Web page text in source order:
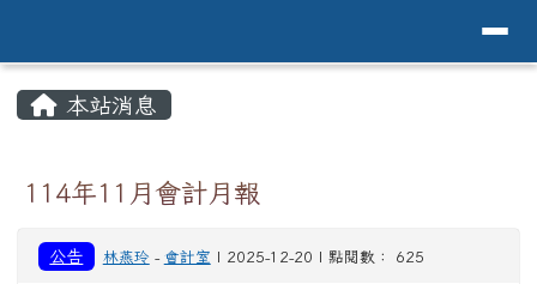
花蓮縣花蓮市中原國小全球資訊
本站消息
114年11月會計月報
公告 林燕玲 - 會計室 | 2025-12-20 | 點閱數： 625